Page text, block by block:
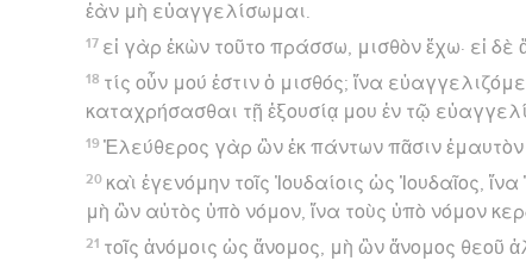
ἐὰν μὴ εὐαγγελίσωμαι.
17 εἰ γὰρ ἑκὼν τοῦτο πράσσω, μισθὸν ἔχω· εἰ δὲ
18 τίς οὖν μού ἐστιν ὁ μισθός; ἵνα
καταχρήσασθαι τῇ ἐξουσίᾳ μου ἐν τῷ
19 Ἐλεύθερος γὰρ ὢν ἐκ πάντων πᾶσιν
20 καὶ ἐγενόμην τοῖς Ἰουδαίοις ὡς Ἰουδαῖος,
μὴ ὢν αὐτὸς ὑπὸ νόμον, ἵνα τοὺς ὑπὸ νόμον
21 τοῖς ἀνόμοις ὡς ἄνομος, μὴ ὢν ἄνομος θεοῦ